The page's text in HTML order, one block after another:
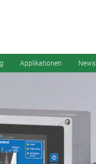
Applikationen News